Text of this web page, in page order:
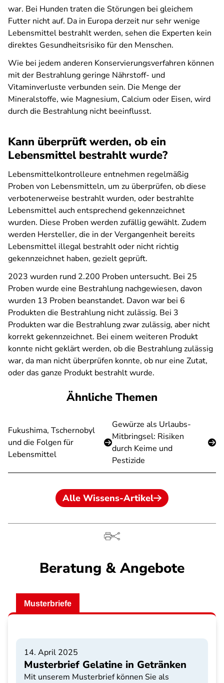
war. Bei Hunden traten die Störungen bei gleichem
Futter nicht auf. Da in Europa derzeit nur sehr wenige
Lebensmittel bestrahlt werden, sehen die Experten kein
direktes Gesundheitsrisiko für den Menschen.
Wie bei jedem anderen Konservierungsverfahren können
mit der Bestrahlung geringe Nährstoff- und
Vitaminverluste verbunden sein. Die Menge der
Mineralstoffe, wie Magnesium, Calcium oder Eisen, wird
durch die Bestrahlung nicht beeinflusst.
Kann überprüft werden, ob ein
Lebensmittel bestrahlt wurde?
Lebensmittelkontrolleure entnehmen regelmäßig
Proben von Lebensmitteln, um zu überprüfen, ob diese
verbotenerweise bestrahlt wurden, oder bestrahlte
Lebensmittel auch entsprechend gekennzeichnet
wurden. Diese Proben werden zufällig gewählt. Zudem
werden Hersteller, die in der Vergangenheit bereits
Lebensmittel illegal bestrahlt oder nicht richtig
gekennzeichnet haben, gezielt geprüft.
2023 wurden rund 2.200 Proben untersucht. Bei 25
Proben wurde eine Bestrahlung nachgewiesen, davon
wurden 13 Proben beanstandet. Davon war bei 6
Produkten die Bestrahlung nicht zulässig. Bei 3
Produkten war die Bestrahlung zwar zulässig, aber nicht
korrekt gekennzeichnet. Bei einem weiteren Produkt
konnte nicht geklärt werden, ob die Bestrahlung zulässig
war, da man nicht überprüfen konnte, ob nur eine Zutat,
oder das ganze Produkt bestrahlt wurde.
Ähnliche Themen
Fukushima, Tschernobyl
und die Folgen für
Lebensmittel
Gewürze als Urlaubs-
Mitbringsel: Risiken
durch Keime und
Pestizide
Alle Wissens-Artikel
Beratung & Angebote
Musterbriefe
14. April 2025
Musterbrief Gelatine in Getränken
Mit unserem Musterbrief können Sie als